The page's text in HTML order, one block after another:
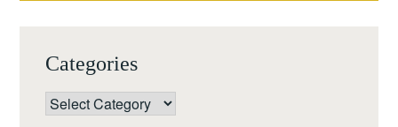
Categories
Categories